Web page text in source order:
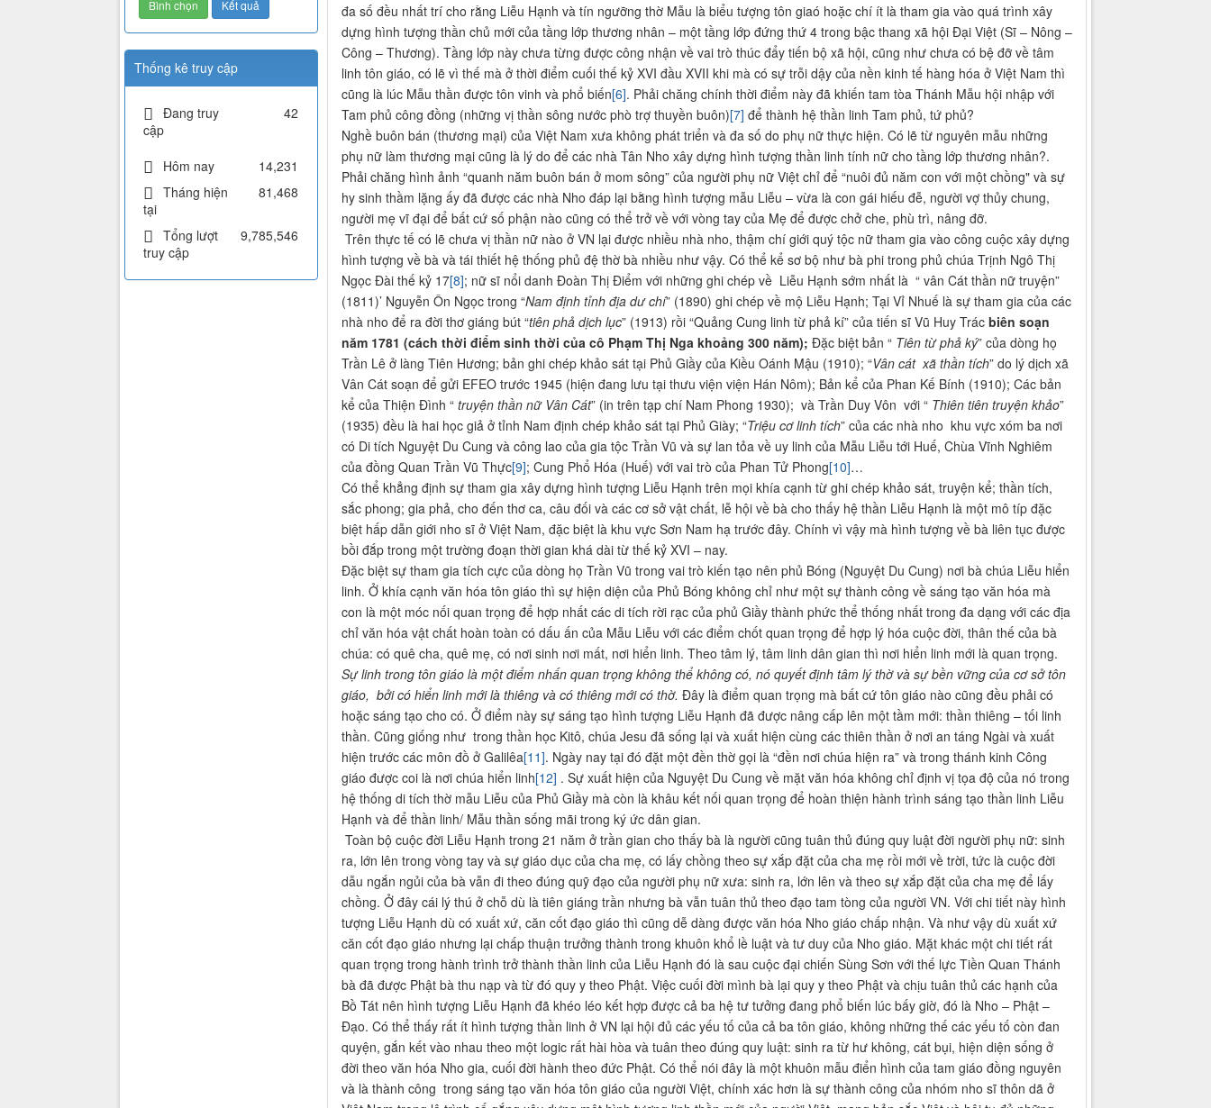
đa số đều nhất trí cho rằng Liễu Hạnh và tín ngưỡng thờ Mẫu là biểu tượng tôn giaó hoặc chí ít là tham gia vào quá trình xây
dựng hình tượng thần chủ mới của tầng lớp thương nhân – một tầng lớp đứng thứ 4 trong bậc thang xã hội Đại Việt (Sĩ – Nông –
Công – Thương). Tầng lớp này chưa từng được công nhận về vai trò thúc đẩy tiến bộ xã hội, cũng như chưa có bệ đỡ về tâm
linh tôn giáo, có lẽ vì thế mà ở thời điểm cuối thế kỷ XVI đầu XVII khi mà có sự trỗi dậy của nền kinh tế hàng hóa ở Việt Nam thì
cũng là lúc Mẫu thần được tôn vinh và phổ biến[6]. Phải chăng chính thời điểm này đã khiến tam tòa Thánh Mẫu hội nhập với
Tam phủ công đồng (những vị thần sông nước phò trợ thuyền buôn)[7] để thành hệ thần linh Tam phủ, tứ phủ?
Nghề buôn bán (thương mại) của Việt Nam xưa không phát triển và đa số do phụ nữ thực hiện. Có lẽ từ nguyên mẫu những
phụ nữ làm thương mại cũng là lý do để các nhà Tân Nho xây dựng hình tượng thần linh tính nữ cho tầng lớp thương nhân?.
Phải chăng hình ảnh “quanh năm buôn bán ở mom sông” của người phụ nữ Việt chỉ để “nuôi đủ năm con với một chồng" và sự
hy sinh thầm lặng ấy đã được các nhà Nho đáp lại bằng hình tượng mẫu Liễu – vừa là con gái hiếu đễ, người vợ thủy chung,
người mẹ vĩ đại để bất cứ số phận nào cũng có thể trở về với vòng tay của Mẹ để được chở che, phù trì, nâng đỡ.
Trên thực tế có lẽ chưa vị thần nữ nào ở VN lại được nhiều nhà nho, thậm chí giới quý tộc nữ tham gia vào công cuộc xây dựng
hình tượng về bà và tái thiết hệ thống phủ đệ thờ bà nhiều như vậy. Có thể kể sơ bộ như bà phi trong phủ chúa Trịnh Ngô Thị
Ngọc Đài thế kỷ 17[8]; nữ sĩ nổi danh Đoàn Thị Điểm với những ghi chép về Liễu Hạnh sớm nhất là “ vân Cát thần nữ truyện”
(1811)’ Nguyễn Ôn Ngọc trong “Nam định tỉnh địa dư chí” (1890) ghi chép về mộ Liễu Hạnh; Tại Vỉ Nhuế là sự tham gia của các
nhà nho để ra đời thơ giáng bút “tiên phả dịch lục” (1913) rồi “Quảng Cung linh từ phả kí” của tiến sĩ Vũ Huy Trácbiên soạn
năm 1781 (cách thời điểm sinh thời của cô Phạm Thị Nga khoảng 300 năm); Đặc biệt bản “ Tiên từ phả ký” của dòng họ
Trần Lê ở làng Tiên Hương; bản ghi chép khảo sát tại Phủ Giầy của Kiều Oánh Mậu (1910); “Vân cát xã thần tích” do lý dịch xã
Vân Cát soạn để gửi EFEO trước 1945 (hiện đang lưu tại thưu viện viện Hán Nôm); Bản kể của Phan Kế Bính (1910); Các bản
kể của Thiện Đình “ truyện thần nữ Vân Cát” (in trên tạp chí Nam Phong 1930); và Trần Duy Vôn với “ Thiên tiên truyện khảo”
(1935) đều là hai học giả ở tỉnh Nam định chép khảo sát tại Phủ Giày; “Triệu cơ linh tích” của các nhà nho khu vực xóm ba nơi
có Di tích Nguyệt Du Cung và công lao của gia tộc Trần Vũ và sự lan tỏa về uy linh của Mẫu Liễu tới Huế, Chùa Vĩnh Nghiêm
của đồng Quan Trần Vũ Thực[9]; Cung Phổ Hóa (Huế) với vai trò của Phan Tử Phong[10]…
Có thể khẳng định sự tham gia xây dựng hình tượng Liễu Hạnh trên mọi khía cạnh từ ghi chép khảo sát, truyện kể; thần tích,
sắc phong; gia phả, cho đến thơ ca, câu đối và các cơ sở vật chất, lễ hội về bà cho thấy hệ thần Liễu Hạnh là một mô típ đặc
biệt hấp dẫn giới nho sĩ ở Việt Nam, đặc biệt là khu vực Sơn Nam hạ trước đây. Chính vì vậy mà hình tượng về bà liên tục được
bồi đắp trong một trường đoạn thời gian khá dài từ thế kỷ XVI – nay.
Đặc biệt sự tham gia tích cực của dòng họ Trần Vũ trong vai trò kiến tạo nên phủ Bóng (Nguyệt Du Cung) nơi bà chúa Liễu hiển
linh. Ở khía cạnh văn hóa tôn giáo thì sự hiện diện của Phủ Bóng không chỉ như một sự thành công về sáng tạo văn hóa mà
con là một móc nối quan trọng để hợp nhất các di tích rời rạc của phủ Giầy thành phức thể thống nhất trong đa dạng với các địa
chỉ văn hóa vật chất hoàn toàn có dấu ấn của Mẫu Liễu với các điểm chốt quan trọng để hợp lý hóa cuộc đời, thân thế của bà
chúa: có quê cha, quê mẹ, có nơi sinh nơi mất, nơi hiển linh. Theo tâm lý, tâm linh dân gian thì nơi hiển linh mới là quan trọng.
Sự linh trong tôn giáo là một điểm nhấn quan trọng không thể không có, nó quyết định tâm lý thờ và sự bền vững của cơ sở tôn
giáo, bởi có hiển linh mới là thiêng và có thiêng mới có thờ. Đây là điểm quan trọng mà bất cứ tôn giáo nào cũng đều phải có
hoặc sáng tạo cho có. Ở điểm này sự sáng tạo hình tượng Liễu Hạnh đã được nâng cấp lên một tầm mới: thần thiêng – tối linh
thần. Cũng giống như trong thần học Kitô, chúa Jesu đã sống lại và xuất hiện cùng các thiên thần ở nơi an táng Ngài và xuất
hiện trước các môn đồ ở Galilêa[11]. Ngày nay tại đó đặt một đền thờ gọi là “đền nơi chúa hiện ra” và trong thánh kinh Công
giáo được coi là nơi chúa hiển linh[12] . Sự xuất hiện của Nguyệt Du Cung về mặt văn hóa không chỉ định vị tọa độ của nó trong
hệ thống di tích thờ mẫu Liễu của Phủ Giầy mà còn là khâu kết nối quan trọng để hoàn thiện hành trình sáng tạo thần linh Liễu
Hạnh và để thần linh/ Mẫu thần sống mãi trong ký ức dân gian.
Toàn bộ cuộc đời Liễu Hạnh trong 21 năm ở trần gian cho thấy bà là người cũng tuân thủ đúng quy luật đời người phụ nữ: sinh
ra, lớn lên trong vòng tay và sự giáo dục của cha mẹ, có lấy chồng theo sự xắp đặt của cha mẹ rồi mới về trời, tức là cuộc đời
dẫu ngắn ngủi của bà vẫn đi theo đúng quỹ đạo của người phụ nữ xưa: sinh ra, lớn lên và theo sự xắp đặt của cha mẹ để lấy
chồng. Ở đây cái lý thú ở chỗ dù là tiên giáng trần nhưng bà vẫn tuân thủ theo đạo tam tòng của người VN. Với chi tiết này hình
tượng Liễu Hạnh dù có xuất xứ, căn cốt đạo giáo thì cũng dễ dàng được văn hóa Nho giáo chấp nhận. Và như vậy dù xuất xứ
căn cốt đạo giáo nhưng lại chấp thuận trưởng thành trong khuôn khổ lề luật và tư duy của Nho giáo. Mặt khác một chi tiết rất
quan trọng trong hành trình trở thành thần linh của Liễu Hạnh đó là sau cuộc đại chiến Sùng Sơn với thế lực Tiền Quan Thánh
bà đã được Phật bà thu nạp và từ đó quy y theo Phật. Việc cuối đời mình bà lại quy y theo Phật và chịu tuân thủ các hạnh của
Bồ Tát nên hình tượng Liễu Hạnh đã khéo léo kết hợp được cả ba hệ tư tưởng đang phổ biến lúc bấy giờ, đó là Nho – Phật –
Đạo. Có thể thấy rất ít hình tượng thần linh ở VN lại hội đủ các yếu tố của cả ba tôn giáo, không những thế các yếu tố còn đan
quyện, gắn kết vào nhau theo một logic rất hài hòa và tuân theo đúng quy luật: sinh ra từ hư không, cát bụi, hiện diện sống ở
đời theo văn hóa Nho gia, cuối đời hành theo đức Phật. Có thể nói đây là một khuôn mẫu điển hình của tam giáo đồng nguyên
và là thành công trong sáng tạo văn hóa tôn giáo của người Việt, chính xác hơn là sự thành công của nhóm nho sĩ thôn dã ở
Thống kê truy cập
Đang truy
cập
42
Hôm nay
14,231
Tháng hiện
tại
81,468
Tổng lượt
truy cập
9,785,546